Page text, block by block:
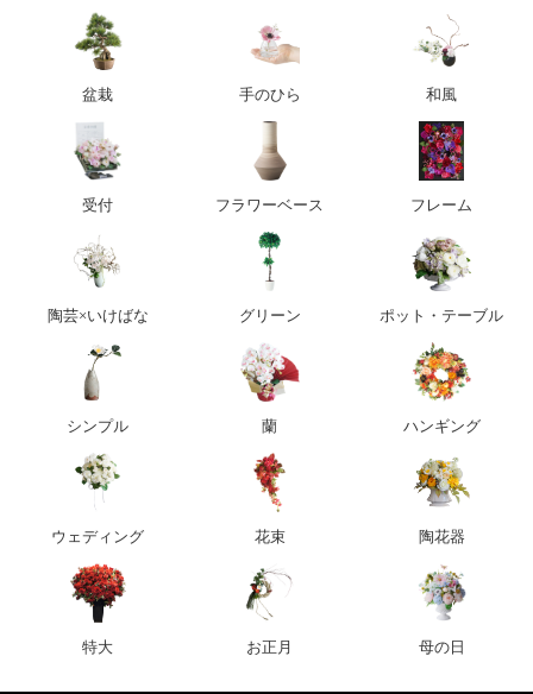
盆栽 手のひら 和風
受付 フラワーベース フレーム
陶芸×いけばな グリーン ポット・テーブル
シンプル 蘭 ハンギング
ウェディング 花束 陶花器
特大 お正月 母の日